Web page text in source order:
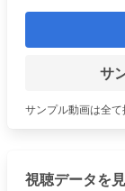
サ
サンプル動画は全て
視聴データを